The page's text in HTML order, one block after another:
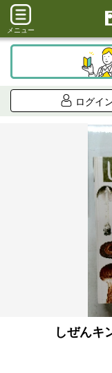
メニュー
ログイ
しぜん